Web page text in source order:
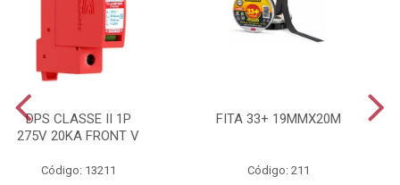
DPS CLASSE II 1P
275V 20KA FRONT V
Código: 13211
FITA 33+ 19MMX20M
Código: 211